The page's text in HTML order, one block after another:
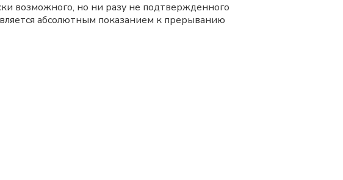
возможного, но ни разу не подтвержденного
абсолютным показанием к прерыванию